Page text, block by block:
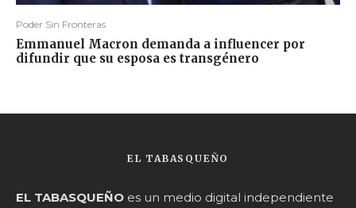
Poder Sin Fronteras
Emmanuel Macron demanda a influencer por
difundir que su esposa es transgénero
EL TABASQUEÑO
EL TABASQUEÑO es un medio digital independiente